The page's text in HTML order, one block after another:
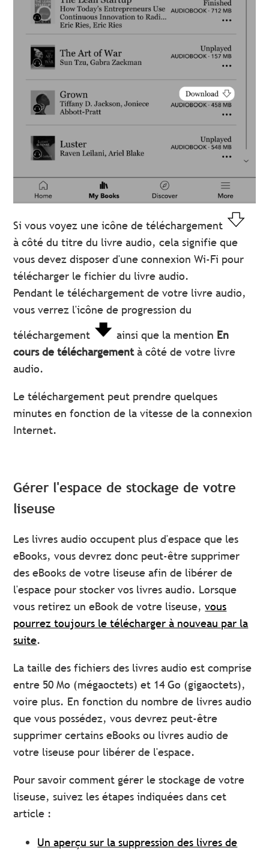
Si vous voyez une icône de téléchargement
à côté du titre du livre audio, cela signifie que
vous devez disposer d'une connexion Wi-Fi pour
télécharger le fichier du livre audio.
Pendant le téléchargement de votre livre audio,
vous verrez l'icône de progression du
téléchargement
ainsi que la mention En
cours de téléchargementà côté de votre livre
audio.
Le téléchargement peut prendre quelques
minutes en fonction de la vitesse de la connexion
Internet.
Gérer l'espace de stockage de votre
liseuse
Les livres audio occupent plus d'espace que les
eBooks, vous devrez donc peut-être supprimer
des eBooks de votre liseuse afin de libérer de
l'espace pour stocker vos livres audio. Lorsque
vous retirez un eBook de votre liseuse,vous
pourrez toujours le télécharger à nouveau par la
suite.
La taille des fichiers des livres audio est comprise
entre 50 Mo (mégaoctets) et 14 Go (gigaoctets),
voire plus. En fonction du nombre de livres audio
que vous possédez, vous devrez peut-être
supprimer certains eBooks ou livres audio de
votre liseuse pour libérer de l'espace.
Pour savoir comment gérer le stockage de votre
liseuse, suivez les étapes indiquées dans cet
article :
Un aperçu sur la suppression des livres de